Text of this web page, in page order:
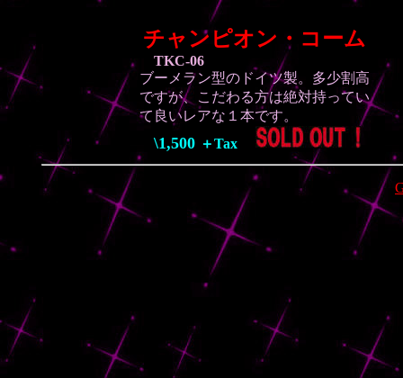
チャンピオン・コーム
TKC-06
ブーメラン型のドイツ製。多少割高
ですが、こだわる方は絶対持ってい
て良いレアな１本です。
\1,500 ＋Tax